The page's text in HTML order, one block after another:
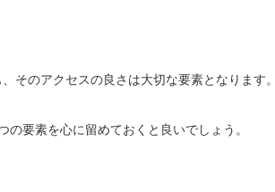
そのアクセスの良さは大切な要素となります。
要素を心に留めておくと良いでしょう。